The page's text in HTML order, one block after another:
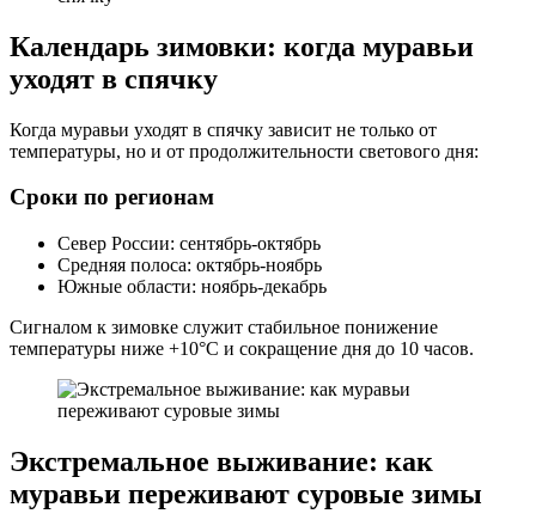
Календарь зимовки: когда муравьи
уходят в спячку
Когда муравьи уходят в спячку зависит не только от
температуры, но и от продолжительности светового дня:
Сроки по регионам
Север России: сентябрь-октябрь
Средняя полоса: октябрь-ноябрь
Южные области: ноябрь-декабрь
Сигналом к зимовке служит стабильное понижение
температуры ниже +10°C и сокращение дня до 10 часов.
Экстремальное выживание: как
муравьи переживают суровые зимы